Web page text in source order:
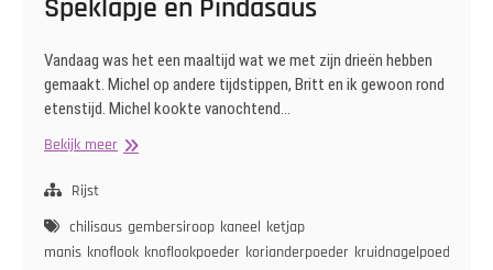
Speklapje en Pindasaus
Vandaag was het een maaltijd wat we met zijn drieën hebben
gemaakt. Michel op andere tijdstippen, Britt en ik gewoon rond
etenstijd. Michel kookte vanochtend…
Bekijk meerNasi
Speklapje
en
Rijst
chilisaus gembersiroop kaneel ketjap
manis knoflook knoflookpoeder korianderpoeder kruidnagelpoeder